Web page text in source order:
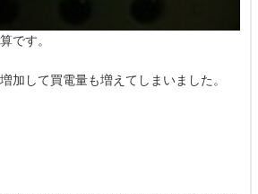
です。
加して買電量も増えてしまいました。